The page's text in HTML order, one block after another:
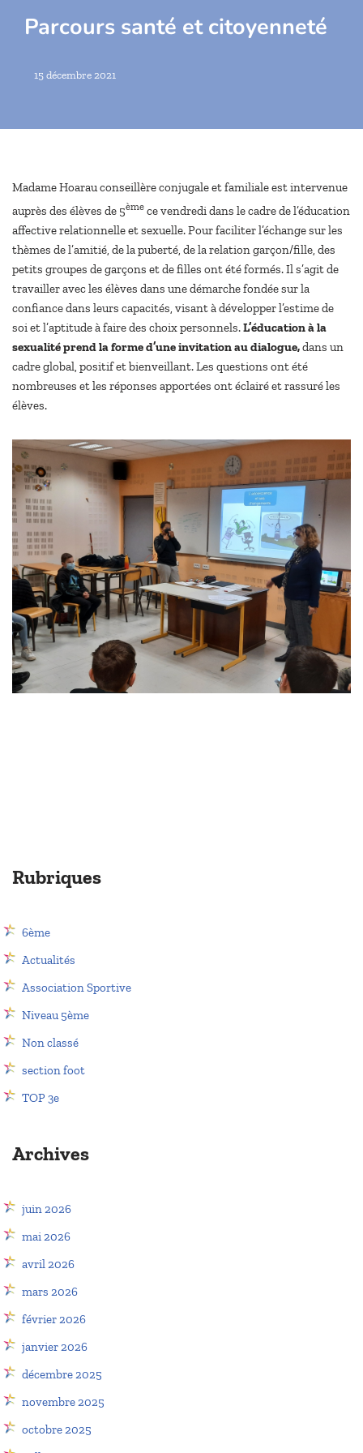
Parcours santé et citoyenneté
15 décembre 2021
Madame Hoarau conseillère conjugale et familiale est intervenue
auprès des élèves de 5ème ce vendredi dans le cadre de l’éducation
affective relationnelle et sexuelle. Pour faciliter l’échange sur les
thèmes de l’amitié, de la puberté, de la relation garçon/fille, des
petits groupes de garçons et de filles ont été formés. Il s’agit de
travailler avec les élèves dans une démarche fondée sur la
confiance dans leurs capacités, visant à développer l’estime de
soi et l’aptitude à faire des choix personnels.L’éducation à la
sexualité prend la forme d’une invitation au dialogue,dans un
cadre global, positif et bienveillant. Les questions ont été
nombreuses et les réponses apportées ont éclairé et rassuré les
élèves.
Rubriques
6ème
Actualités
Association Sportive
Niveau 5ème
Non classé
section foot
TOP 3e
Archives
juin 2026
mai 2026
avril 2026
mars 2026
février 2026
janvier 2026
décembre 2025
novembre 2025
octobre 2025